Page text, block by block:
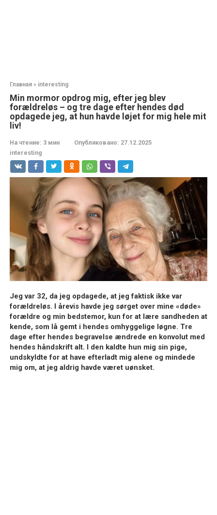
Главная » interesting
Min mormor opdrog mig, efter jeg blev
forældreløs – og tre dage efter hendes død
opdagede jeg, at hun havde løjet for mig hele mit
liv!
На чтение: 3 мин Опубликовано: 27.12.2025
interesting
Jeg var 32, da jeg opdagede, at jeg faktisk ikke var
forældreløs. I årevis havde jeg sørget over mine «døde»
forældre og min bedstemor, kun for at lære sandheden at
kende, som lå gemt i hendes omhyggelige løgne. Tre
dage efter hendes begravelse ændrede en konvolut med
hendes håndskrift alt. I den kaldte hun mig sin pige,
undskyldte for at have efterladt mig alene og mindede
mig om, at jeg aldrig havde været uønsket.